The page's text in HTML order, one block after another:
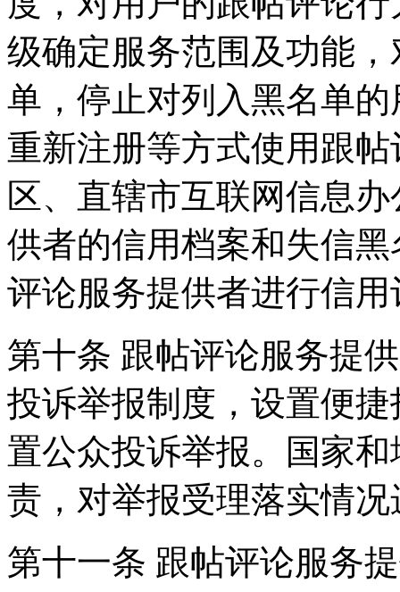
级确定服务范围及功能
单，停止对列入黑名单
重新注册等方式使用跟
区、直辖市互联网信息
供者的信用档案和失信
评论服务提供者进行信用
第十条 跟帖评论服务提
投诉举报制度，设置便
置公众投诉举报。国家
责，对举报受理落实情
第十一条 跟帖评论服务